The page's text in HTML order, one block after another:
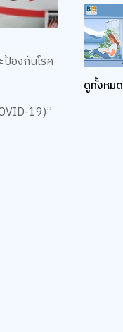
องกันโรค
19)”
ดูทั้งหมด